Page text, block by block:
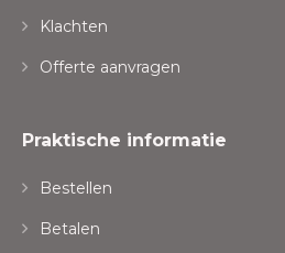
Klachten
Offerte aanvragen
Praktische informatie
Bestellen
Betalen